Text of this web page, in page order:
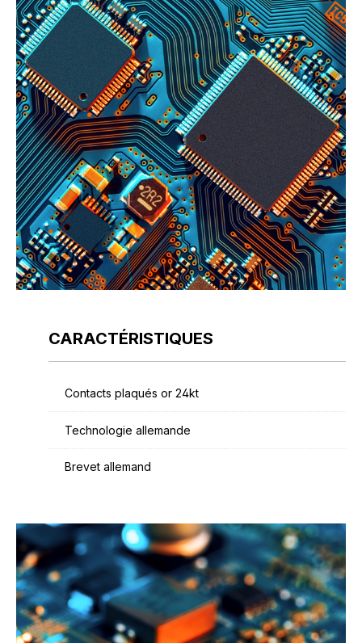
CARACTÉRISTIQUES
Contacts plaqués or 24kt
Technologie allemande
Brevet allemand